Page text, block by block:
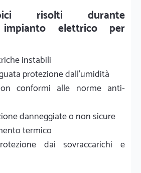
risolti durante
impianto elettrico per
instabili
protezione dall'umidità
conformi alle norme anti-
danneggiate o non sicure
termico
dai sovraccarichi e